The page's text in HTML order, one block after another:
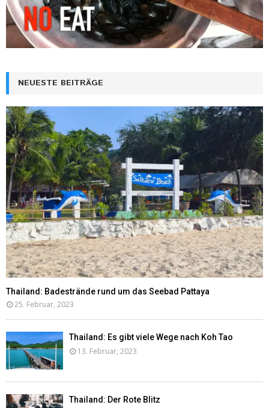
NEUESTE BEITRÄGE
Thailand: Badestrände rund um das Seebad Pattaya
25. Februar, 2023
Thailand: Es gibt viele Wege nach Koh Tao
13. Februar, 2023
Thailand: Der Rote Blitz